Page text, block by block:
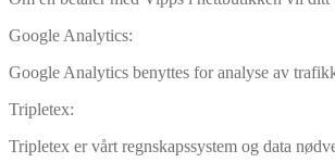
Google Analytics:
Google Analytics benyttes for analyse av
Tripletex:
Tripletex er vårt regnskapssystem og data